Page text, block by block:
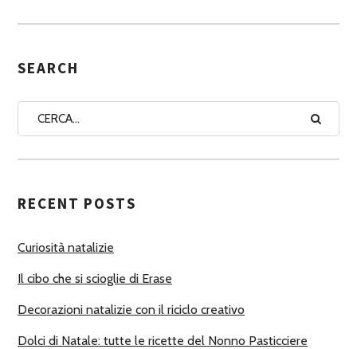
S
G
A
U
O
I
SEARCH
RECENT POSTS
Curiosità natalizie
Il cibo che si scioglie di Erase
Decorazioni natalizie con il riciclo creativo
Dolci di Natale: tutte le ricette del Nonno Pasticciere